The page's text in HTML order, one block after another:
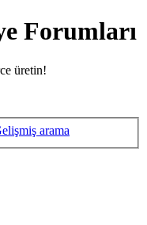
Forumları
üretin!
arama